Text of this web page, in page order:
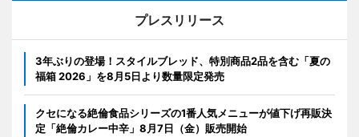
プレスリリース
3年ぶりの登場！スタイルブレッド、特別商品2品を含む「夏の
福箱 2026」を8月5日より数量限定発売
クセになる絶倫食品シリーズの1番人気メニューが値下げ再販決
定「絶倫カレー中辛」8月7日（金）販売開始